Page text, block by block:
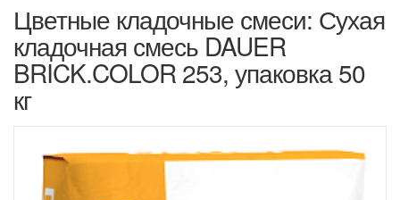
Цветные кладочные смеси: Сухая
кладочная смесь DAUER
BRICK.COLOR 253, упаковка 50
кг